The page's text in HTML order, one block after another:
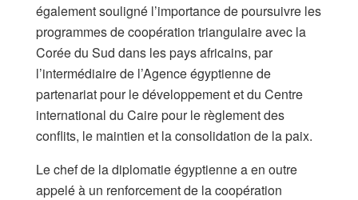
également souligné l’importance de poursuivre les
programmes de coopération triangulaire avec la
Corée du Sud dans les pays africains, par
l’intermédiaire de l’Agence égyptienne de
partenariat pour le développement et du Centre
international du Caire pour le règlement des
conflits, le maintien et la consolidation de la paix.
Le chef de la diplomatie égyptienne a en outre
appelé à un renforcement de la coopération